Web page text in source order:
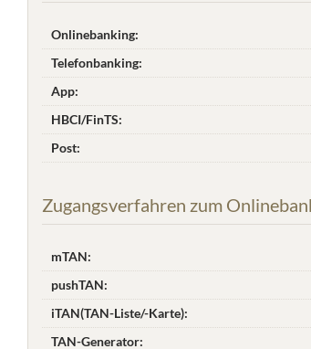
Onlinebanking:
Telefonbanking:
App:
HBCI/FinTS:
Post:
Zugangsverfahren zum
mTAN:
pushTAN:
iTAN(TAN-Liste/-Karte):
TAN-Generator: